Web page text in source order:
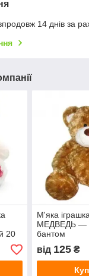
14 днів за
20
М'яка
МЕДВЕДЬ —
бантом
від 125₴